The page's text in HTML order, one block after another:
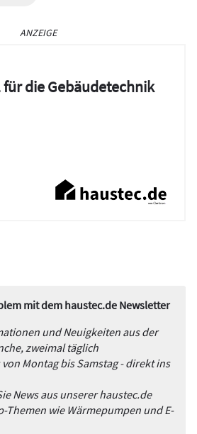
ANZEIGE
für die Gebäudetechnik
mit dem haustec.de Newsletter
und Neuigkeiten aus der
zweimal täglich
Montag bis Samstag - direkt ins
News aus unserer haustec.de
Themen wie Wärmepumpen und E-